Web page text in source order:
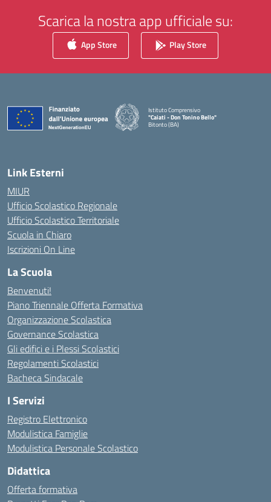
Scarica la nostra app ufficiale su:
App Store Play Store
Istituto Comprensivo
"Caiati - Don Tonino Bello"
Bitonto (BA)
Link Esterni
MIUR
Ufficio Scolastico Regionale
Ufficio Scolastico Territoriale
Scuola in Chiaro
Iscrizioni On Line
La Scuola
Benvenuti!
Piano Triennale Offerta Formativa
Organizzazione Scolastica
Governance Scolastica
Gli edifici e i Plessi Scolastici
Regolamenti Scolastici
Bacheca Sindacale
I Servizi
Registro Elettronico
Modulistica Famiglie
Modulistica Personale Scolastico
Didattica
Offerta formativa